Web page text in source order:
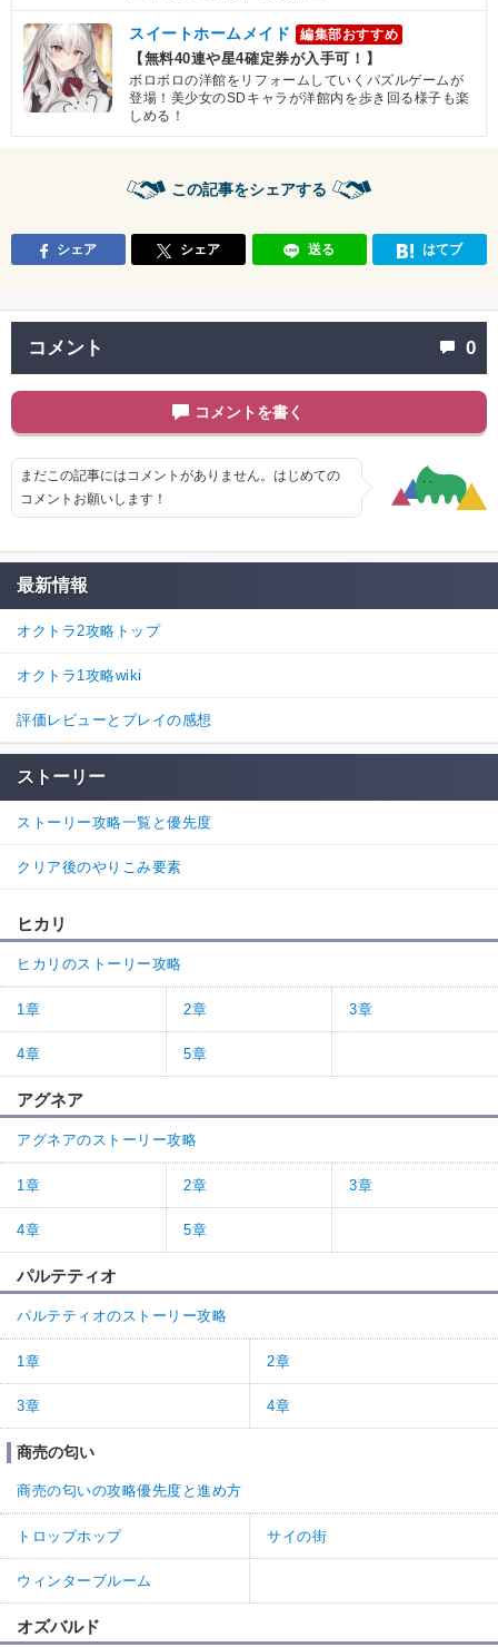
スイートホームメイド 編集部おすすめ
【無料40連や星4確定券が入手可！】
ボロボロの洋館をリフォームしていくパズルゲームが
登場！美少女のSDキャラが洋館内を歩き回る様子も楽
しめる！
この記事をシェアする
シェア シェア 送る はてブ
コメント 0
コメントを書く
まだこの記事にはコメントがありません。はじめての
コメントお願いします！
最新情報
オクトラ2攻略トップ
オクトラ1攻略wiki
評価レビューとプレイの感想
ストーリー
ストーリー攻略一覧と優先度
クリア後のやりこみ要素
ヒカリ
ヒカリのストーリー攻略
1章 2章 3章
4章 5章
アグネア
アグネアのストーリー攻略
1章 2章 3章
4章 5章
パルテティオ
パルテティオのストーリー攻略
1章 2章
3章 4章
商売の匂い
商売の匂いの攻略優先度と進め方
トロップホップ サイの街
ウィンターブルーム
オズバルド